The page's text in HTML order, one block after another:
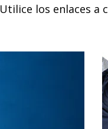
Utilice los enlaces a